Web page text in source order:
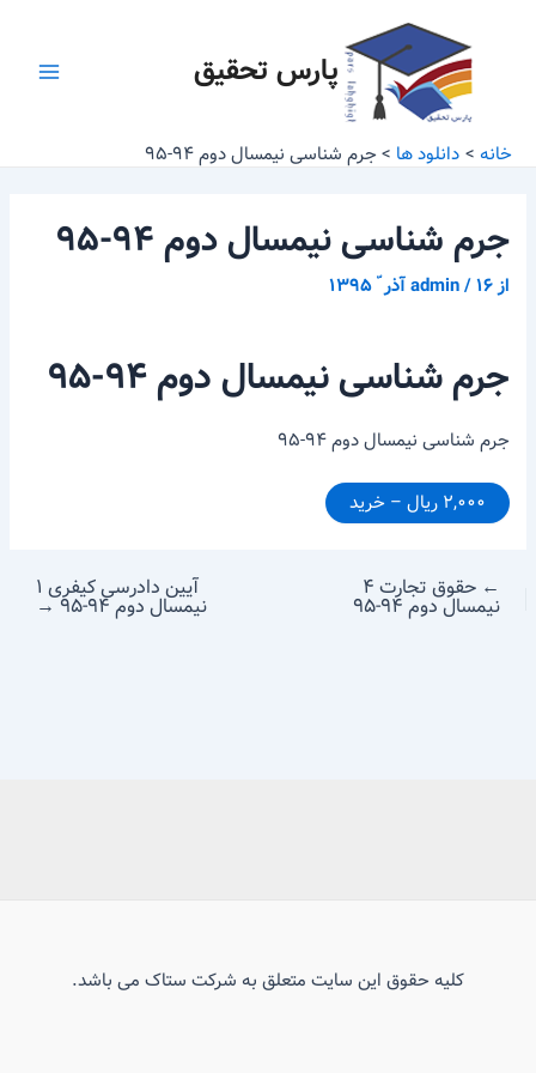
پارس تحقیق
خانه دانلود ها جرم شناسی نیمسال دوم ۹۴-۹۵
جرم شناسی نیمسال دوم ۹۴-۹۵
از admin/۱۶ آذر ّ ۱۳۹۵
جرم شناسی نیمسال دوم ۹۴-۹۵
جرم شناسی نیمسال دوم ۹۴-۹۵
۲,۰۰۰ ریال – خرید
← حقوق تجارت ۴
نیمسال دوم ۹۴-۹۵
آیین دادرسی کیفری ۱
نیمسال دوم ۹۴-۹۵ →
کلیه حقوق این سایت متعلق به شرکت ستاک می باشد.